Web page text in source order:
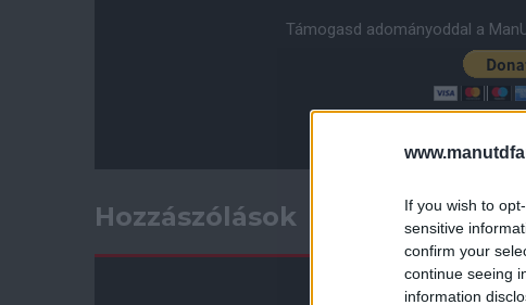
If you wish to
sensitive
confirm your
continue seeing
information
Támogasd adományoddal a
Hozzászólások